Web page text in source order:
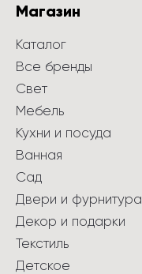
Магазин
Каталог
Все бренды
Свет
Мебель
Кухни и посуда
Ванная
Сад
Двери и фурнитура
Декор и подарки
Текстиль
Детское